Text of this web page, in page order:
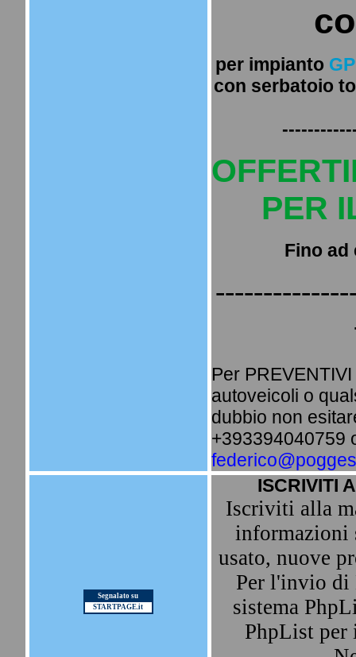
per impianto
con serbatoio
PER
Fino ad
Per
autoveicoli o
dubbio non
+393394040759
Segnalato su
STARTPAGE.it
ISCRIVITI
Iscriviti alla
informazioni
usato, nuove
Per l'invio di
sistema
PhpList per